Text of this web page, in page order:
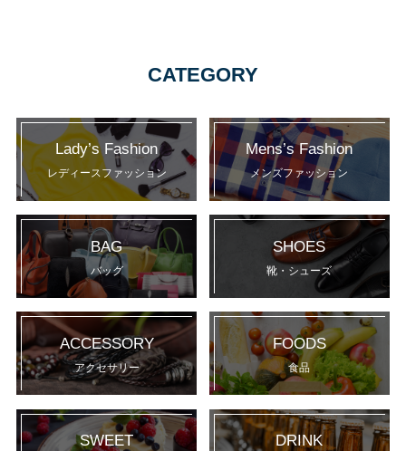
CATEGORY
Lady’s Fashion
レディースファッション
Mens’s Fashion
メンズファッション
BAG
バッグ
SHOES
靴・シューズ
ACCESSORY
アクセサリー
FOODS
食品
SWEET DRINK